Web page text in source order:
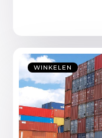
WINKELEN